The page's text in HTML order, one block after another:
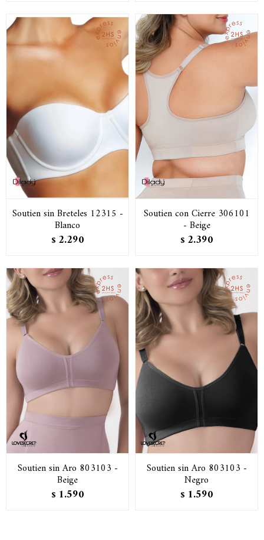
Soutien sin Breteles 12315 -
Blanco
$ 2.290
Soutien con Cierre 306101
- Beige
$ 2.390
Soutien sin Aro 803103 -
Beige
$ 1.590
Soutien sin Aro 803103 -
Negro
$ 1.590